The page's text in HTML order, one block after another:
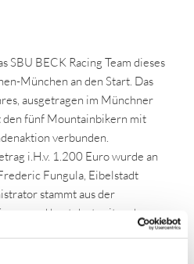
SBU BECK Racing Team dieses
München an den Start. Das
ausgetragen im Münchner
fünf Mountainbikern mit
verbunden.
i.H.v. 1.200 Euro wurde an
Fungula, Eibelstadt
stammt aus der
und baut dort seit mehreren
für Jugendliche ohne